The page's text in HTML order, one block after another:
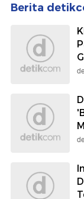
Berita